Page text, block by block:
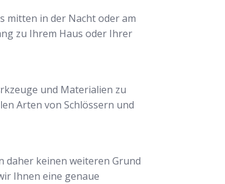
mitten in der Nacht oder am
zu Ihrem Haus oder Ihrer
und Materialien zu
Arten von Schlössern und
daher keinen weiteren Grund
Ihnen eine genaue